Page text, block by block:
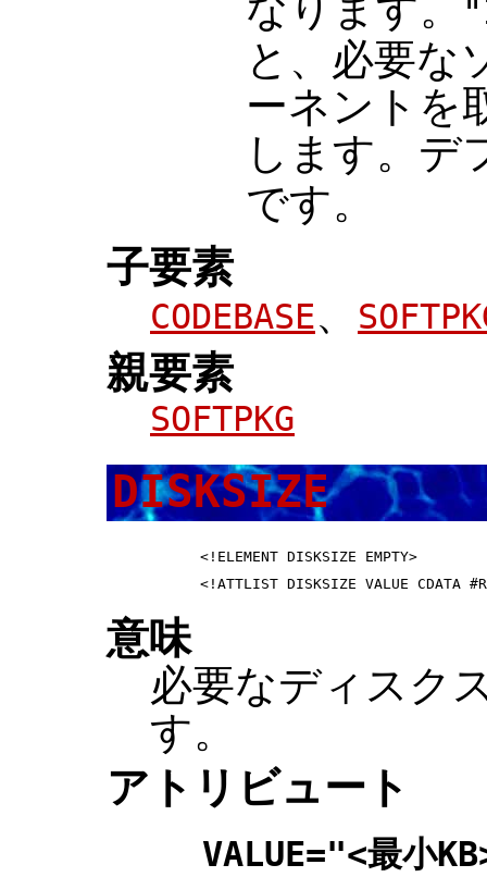
と、必要な
ーネントを
します。デ
です。
子要素
CODEBASE、
親要素
SOFTPKG
DISKSIZE
<!ELEMENT DISKSIZE
意味
必要なディスク
す。
アトリビュート
VALUE="<最小